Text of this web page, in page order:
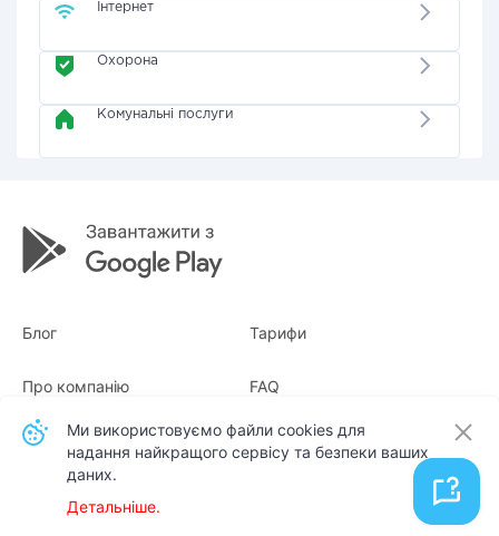
Інтернет
Охорона
Комунальні послуги
Блог Тарифи
Про компанію
Квитанції
FAQ
Для бізнесу
Ми використовуємо файли cookies для
надання найкращого сервісу та безпеки ваших
даних.
Детальніше.